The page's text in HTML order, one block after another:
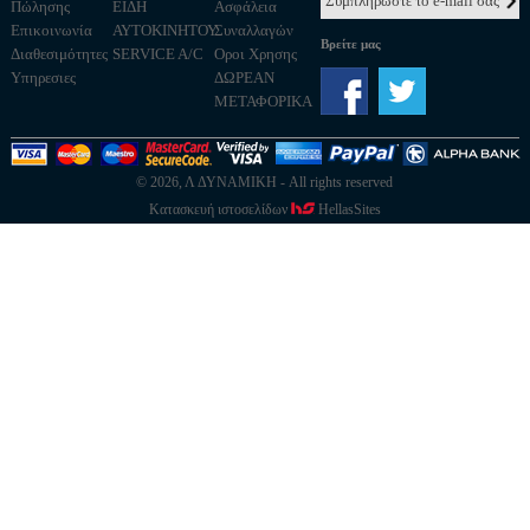
Πώλησης
Επικοινωνία
Διαθεσιμότητες
Υπηρεσιες
ΕΙΔΗ
ΑΥΤΟΚΙΝΗΤΟΥ
SERVICE A/C
Ασφάλεια
Συναλλαγών
Οροι Χρησης
ΔΩΡΕΑΝ
ΜΕΤΑΦΟΡΙΚΑ
Βρείτε μας
© 2026, Λ ΔΥΝΑΜΙΚΗ - All rights reserved
Κατασκευή ιστοσελίδων
HellasSites